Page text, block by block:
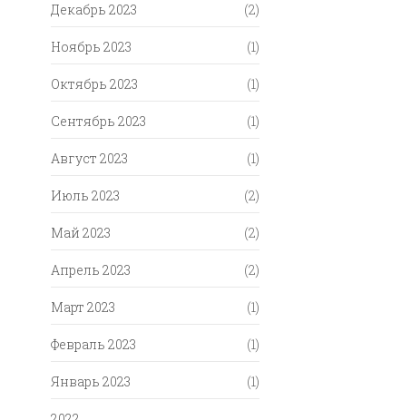
Декабрь 2023 (2)
Ноябрь 2023 (1)
Октябрь 2023 (1)
Сентябрь 2023 (1)
Август 2023 (1)
Июль 2023 (2)
Май 2023 (2)
Апрель 2023 (2)
Март 2023 (1)
Февраль 2023 (1)
Январь 2023 (1)